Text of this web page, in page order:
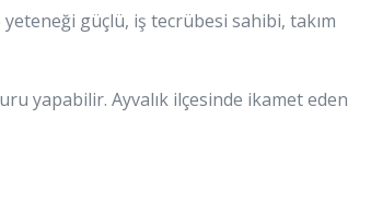
güçlü, iş tecrübesi sahibi, takım
yapabilir. Ayvalık ilçesinde ikamet eden